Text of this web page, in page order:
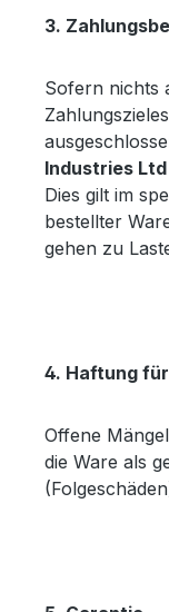
3.
Sofern nichts
Industries Ltd
Dies gilt im
bestellter
gehen zu
4. Haftung
Offene
die Ware als